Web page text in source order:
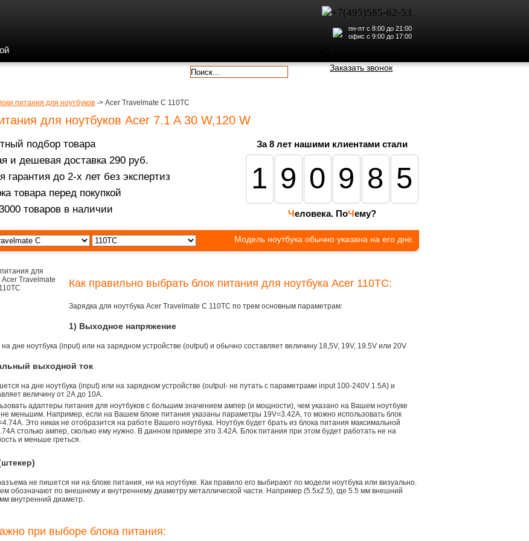
+7(495)585-62-53
пн-пт с 8:00 до 21:00
офис с 9:00 до 17:00
Заказать звонок
питания для ноутбуков -> Acer Travelmate C 110TC
для ноутбуков Acer 7.1 A 30 W,120 W
подбор товара
и дешевая доставка 290 руб.
гарантия до 2-х лет без экспертиз
товара перед покупкой
товаров в наличии
За 8 лет нашими клиентами стали
190985
Человека. ПоЧему?
Модель ноутбука обычно указана на его дне.
Как правильно выбрать блок питания для ноутбука Acer 110TC:
Зарядка для ноутбука Acer Travelmate C 110TC по трем основным параметрам:
1) Выходное напряжение
дне ноутбука (input) или на зарядном устройстве (output) и обычно составляет величину 18,5V, 19V, 19.5V или 20V
выходной ток
на дне ноутбука (input) или на зарядном устройстве (output- не путать с параметрами input 100-240V 1.5A) и
величину от 2А до 10A.
адаптеры питания для ноутбуков с большим значением ампер (и мощности), чем указано на Вашем ноутбуке
не меньшим. Например, если на Вашем блоке питания указаны параметры 19V=3.42A, то можно использовать блок
Это никак не отобразится на работе Вашего ноутбука. Ноутбук будет брать из блока питания максимальной
столько ампер, сколько ему нужно. В данном примере это 3.42А. Блок питания при этом будет работать не на
и меньше греться.
не пишется ни на блоке питания, ни на ноутбуке. Как правило его выбирают по модели ноутбука или визуально.
обозначают по внешнему и внутреннему диаметру металлической части. Например (5.5x2.5), где 5.5 мм внешний
внутренний диаметр.
при выборе блока питания: